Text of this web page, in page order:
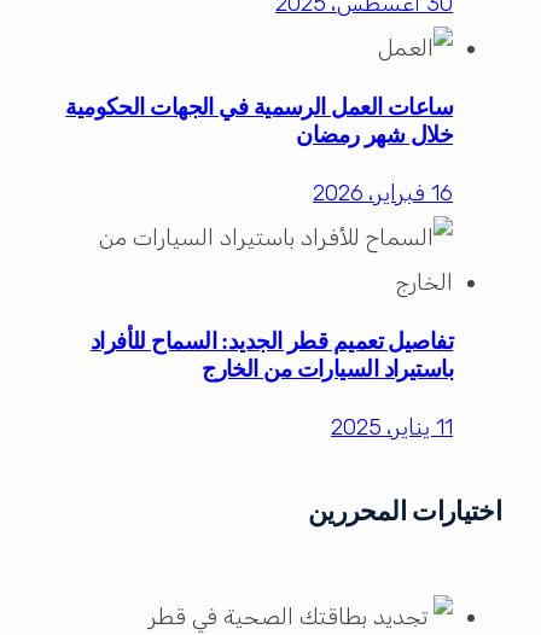
ساعات العمل الرسمية في الجهات الحكومية
خلال شهر رمضان
16 فبراير، 2026
تفاصيل تعميم قطر الجديد: السماح للأفراد
باستيراد السيارات من الخارج
11 يناير، 2025
اختيارات المحررين